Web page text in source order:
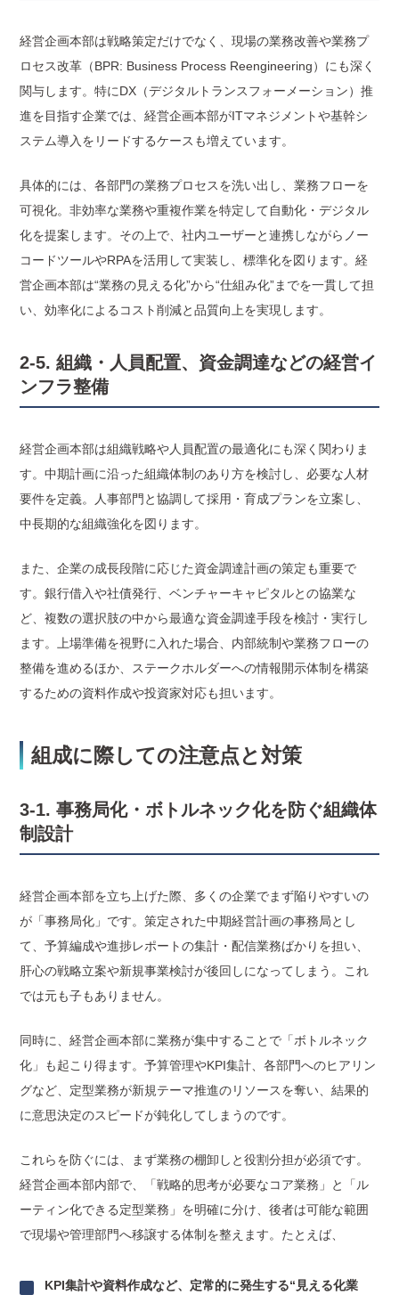
経営企画本部は戦略策定だけでなく、現場の業務改善や業務プ
ロセス改革（BPR: Business Process Reengineering）にも深く
関与します。特にDX（デジタルトランスフォーメーション）推
進を目指す企業では、経営企画本部がITマネジメントや基幹シ
ステム導入をリードするケースも増えています。
具体的には、各部門の業務プロセスを洗い出し、業務フローを
可視化。非効率な業務や重複作業を特定して自動化・デジタル
化を提案します。その上で、社内ユーザーと連携しながらノー
コードツールやRPAを活用して実装し、標準化を図ります。経
営企画本部は“業務の見える化”から“仕組み化”までを一貫して担
い、効率化によるコスト削減と品質向上を実現します。
2-5. 組織・人員配置、資金調達などの経営イ
ンフラ整備
経営企画本部は組織戦略や人員配置の最適化にも深く関わりま
す。中期計画に沿った組織体制のあり方を検討し、必要な人材
要件を定義。人事部門と協調して採用・育成プランを立案し、
中長期的な組織強化を図ります。
また、企業の成長段階に応じた資金調達計画の策定も重要で
す。銀行借入や社債発行、ベンチャーキャピタルとの協業な
ど、複数の選択肢の中から最適な資金調達手段を検討・実行し
ます。上場準備を視野に入れた場合、内部統制や業務フローの
整備を進めるほか、ステークホルダーへの情報開示体制を構築
するための資料作成や投資家対応も担います。
組成に際しての注意点と対策
3-1. 事務局化・ボトルネック化を防ぐ組織体
制設計
経営企画本部を立ち上げた際、多くの企業でまず陥りやすいの
が「事務局化」です。策定された中期経営計画の事務局とし
て、予算編成や進捗レポートの集計・配信業務ばかりを担い、
肝心の戦略立案や新規事業検討が後回しになってしまう。これ
では元も子もありません。
同時に、経営企画本部に業務が集中することで「ボトルネック
化」も起こり得ます。予算管理やKPI集計、各部門へのヒアリン
グなど、定型業務が新規テーマ推進のリソースを奪い、結果的
に意思決定のスピードが鈍化してしまうのです。
これらを防ぐには、まず業務の棚卸しと役割分担が必須です。
経営企画本部内部で、「戦略的思考が必要なコア業務」と「ル
ーティン化できる定型業務」を明確に分け、後者は可能な範囲
で現場や管理部門へ移譲する体制を整えます。たとえば、
KPI集計や資料作成など、定常的に発生する“見える化業